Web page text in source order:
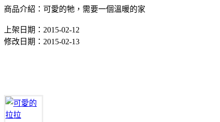
商品介紹：可愛的牠，需要一個溫暖的家
上架日期：2015-02-12
修改日期：2015-02-13